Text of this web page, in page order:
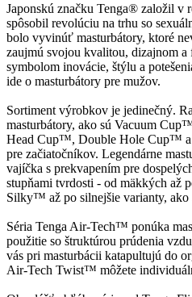
Japonskú značku Tenga® založil v
spôsobil revolúciu na trhu so
bolo vyvinúť masturbátory, ktoré
zaujmú svojou kvalitou, dizajnom
symbolom inovácie, štýlu a
ide o masturbátory pre mužov.
Sortiment výrobkov je jedinečný.
masturbátory, ako sú Vacuum
Head Cup™, Double Hole Cup™
pre začiatočníkov. Legendárne
vajíčka s prekvapením pre
stupňami tvrdosti - od mäkkých až
Silky™ až po silnejšie varianty,
Séria Tenga Air-Tech™ ponúka
použitie so štruktúrou prúdenia
vás pri masturbácii katapultujú do
Air-Tech Twist™ môžete